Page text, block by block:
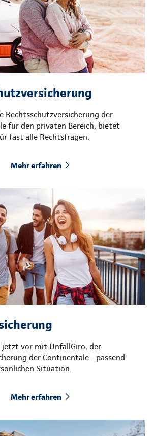
Rechtsschutzversicherung der
für den privaten Bereich, bietet
fast alle Rechtsfragen.
Mehr erfahren
jetzt vor mit UnfallGiro, der
der Continentale - passend
Situation.
Mehr erfahren